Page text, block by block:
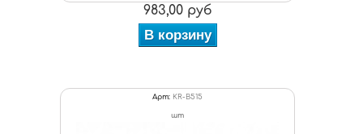
983,00 руб
В корзину
Арт: KR-B515
шт